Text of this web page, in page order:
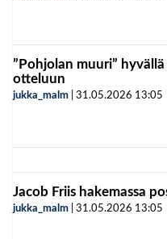
”Pohjolan muuri” hyvällä
otteluun
jukka_malm 31.05.2026 13:05
Jacob Friis hakemassa
jukka_malm 31.05.2026 13:05